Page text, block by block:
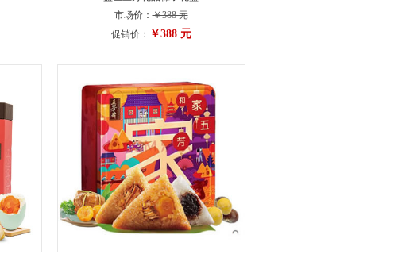
市场价：￥388 元
促销价： ￥388 元